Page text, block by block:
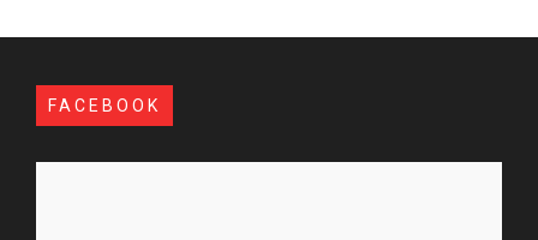
FACEBOOK